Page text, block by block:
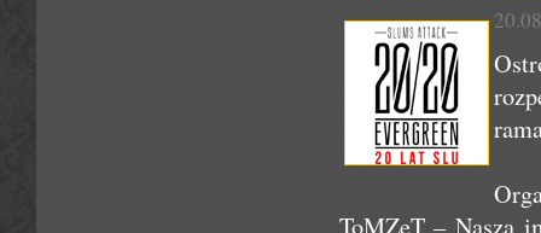
ToMZeT – Nasza